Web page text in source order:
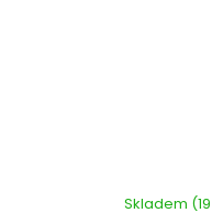
Skladem